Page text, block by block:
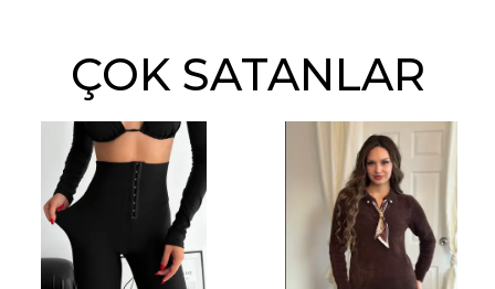
ÇOK SATANLAR